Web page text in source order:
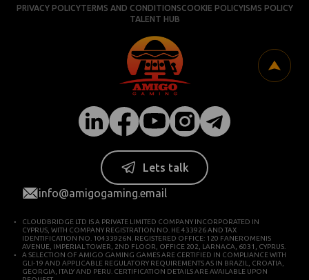
PRIVACY POLICYTERMS AND CONDITIONSCOOKIE POLICYISMS POLICY
TALENT HUB
Lets talk
info@amigogaming.email
CLOUDBRIDGE LTD IS A PRIVATE LIMITED COMPANY INCORPORATED IN
CYPRUS, WITH COMPANY REGISTRATION NO. HE 433926 AND TAX
IDENTIFICATION NO. 10433926N. REGISTERED OFFICE: 120 FANEROMENIS
AVENUE, IMPERIAL TOWER, 2ND FLOOR, OFFICE 202, LARNACA, 6031, CYPRUS.
A SELECTION OF AMIGO GAMING GAMES ARE CERTIFIED IN COMPLIANCE WITH
GLI-19 AND APPLICABLE REGULATORY REQUIREMENTS AS IN BRAZIL, CROATIA,
GEORGIA, ITALY AND PERU. CERTIFICATION DETAILS ARE AVAILABLE UPON